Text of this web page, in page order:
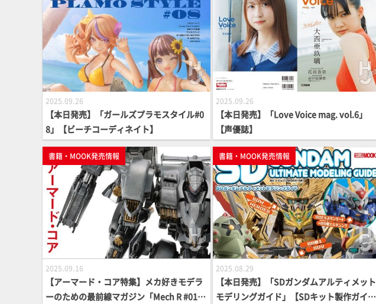
2025.09.26
【本日発売】「ガールズプラモスタイル#0
8」【ビーチコーディネイト】
2025.09.26
【本日発売】「Love Voice mag. vol.6」
【声優誌】
書籍・MOOK発売情報
2025.09.16
【アーマード・コア特集】メカ好きモデラ
ーのための最前線マガジン「Mech R #01」
書籍・MOOK発売情報
2025.08.29
【本日発売】「SDガンダムアルティメット
モデリングガイド」【SDキット製作ガイ